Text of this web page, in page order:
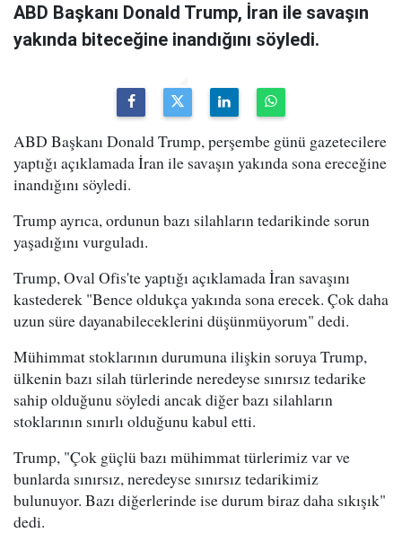
ABD Başkanı Donald Trump, İran ile savaşın
yakında biteceğine inandığını söyledi.
ABD Başkanı Donald Trump, perşembe günü gazetecilere
yaptığı açıklamada İran ile savaşın yakında sona ereceğine
inandığını söyledi.
Trump ayrıca, ordunun bazı silahların tedarikinde sorun
yaşadığını vurguladı.
Trump, Oval Ofis'te yaptığı açıklamada İran savaşını
kastederek "Bence oldukça yakında sona erecek. Çok daha
uzun süre dayanabileceklerini düşünmüyorum" dedi.
Mühimmat stoklarının durumuna ilişkin soruya Trump,
ülkenin bazı silah türlerinde neredeyse sınırsız tedarike
sahip olduğunu söyledi ancak diğer bazı silahların
stoklarının sınırlı olduğunu kabul etti.
Trump, "Çok güçlü bazı mühimmat türlerimiz var ve
bunlarda sınırsız, neredeyse sınırsız tedarikimiz
bulunuyor. Bazı diğerlerinde ise durum biraz daha sıkışık"
dedi.